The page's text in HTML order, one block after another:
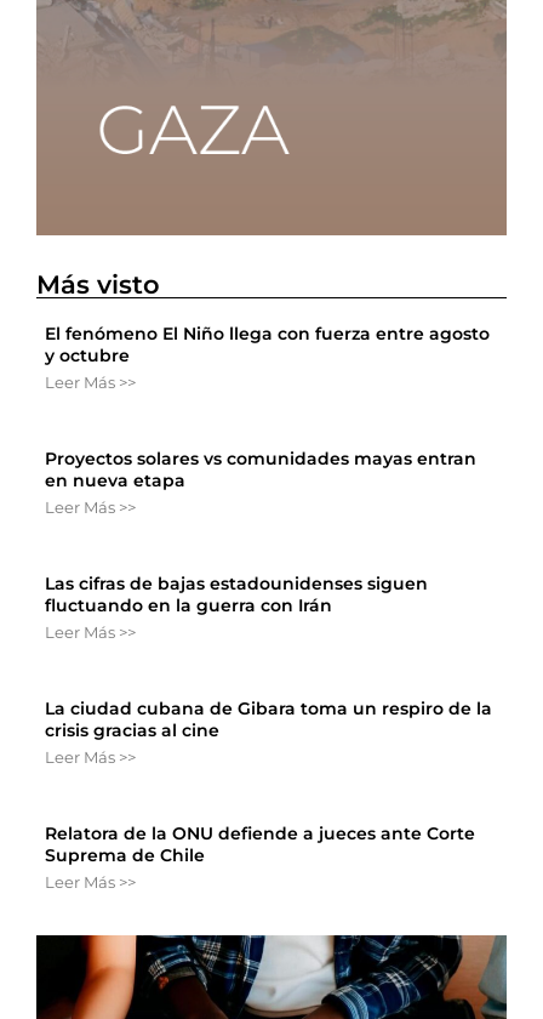
Más visto
El fenómeno El Niño llega con fuerza entre agosto
y octubre
Leer Más >>
Proyectos solares vs comunidades mayas entran
en nueva etapa
Leer Más >>
Las cifras de bajas estadounidenses siguen
fluctuando en la guerra con Irán
Leer Más >>
La ciudad cubana de Gibara toma un respiro de la
crisis gracias al cine
Leer Más >>
Relatora de la ONU defiende a jueces ante Corte
Suprema de Chile
Leer Más >>